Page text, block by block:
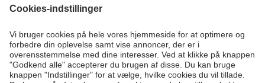
Kundeservice
Om os
Fotoprodukter